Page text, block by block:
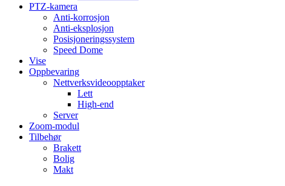
PTZ-kamera
Anti-korrosjon
Anti-eksplosjon
Posisjoneringssystem
Speed ​​Dome
Vise
Oppbevaring
Nettverksvideoopptaker
Lett
High-end
Server
Zoom-modul
Tilbehør
Brakett
Bolig
Makt